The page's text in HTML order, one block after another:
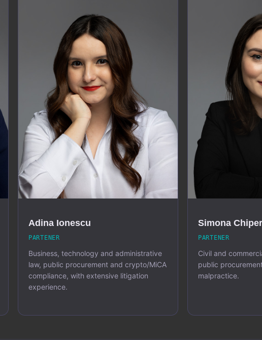
Adina Ionescu
PARTENER
Business, technology and administrative
law, public procurement and crypto/MiCA
compliance, with extensive litigation
experience.
Simona
PARTENER
Civil and
public
malpractice.